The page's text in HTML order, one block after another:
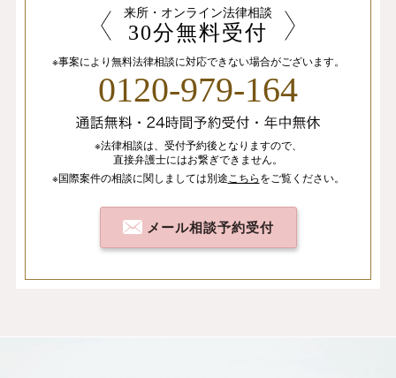
来所・オンライン法律相談
30分無料受付
※事案により無料法律相談に対応できない場合がございます。
0120-979-164
※法律相談は、 受付予約後となりますので、
直接弁護士にはお繋ぎできません。
※国際案件の相談に関しましては別途 こちらをご覧ください。
メール相談予約受付